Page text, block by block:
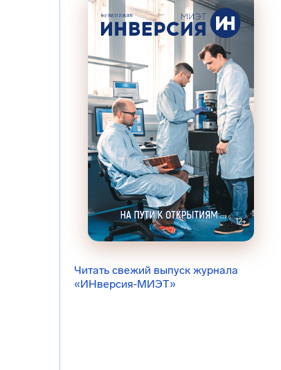
Читать свежий выпуск журнала
«ИНверсия-МИЭТ»